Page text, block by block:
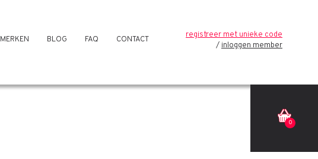
MERKEN BLOG FAQ CONTACT
registreer met unieke code
inloggen member
0